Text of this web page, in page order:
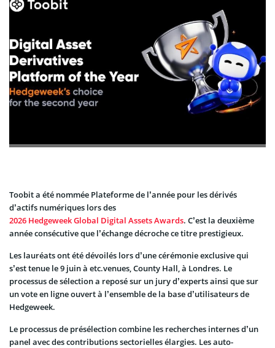
Toobit a été nommée Plateforme de l’année pour les dérivés
d’actifs numériques lors des
2026 Hedgeweek Global Digital Assets Awards. C’est la deuxième
année consécutive que l’échange décroche ce titre prestigieux.
Les lauréats ont été dévoilés lors d’une cérémonie exclusive qui
s’est tenue le 9 juin à etc.venues, County Hall, à Londres. Le
processus de sélection a reposé sur un jury d’experts ainsi que sur
un vote en ligne ouvert à l’ensemble de la base d’utilisateurs de
Hedgeweek.
Le processus de présélection combine les recherches internes d’un
panel avec des contributions sectorielles élargies. Les auto-